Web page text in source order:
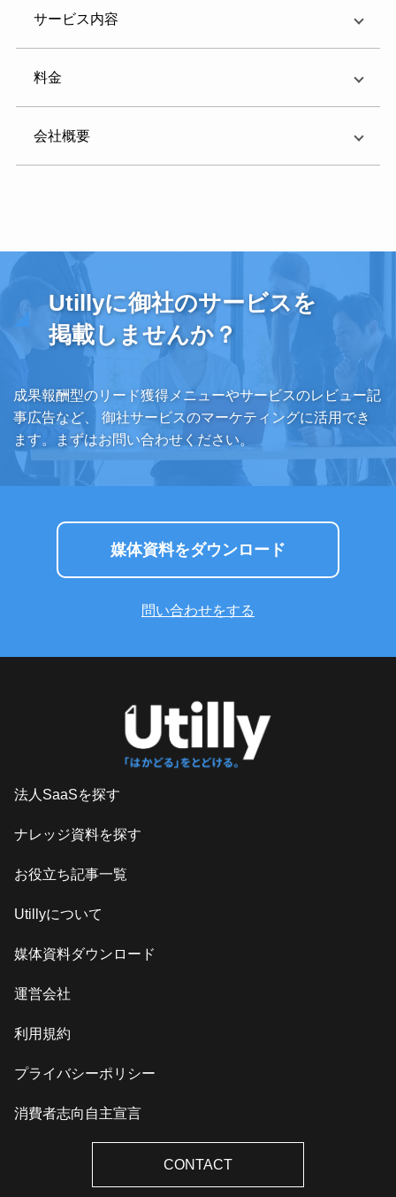
サービス内容
料金
会社概要
Utillyに御社のサービスを
掲載しませんか？
成果報酬型のリード獲得メニューやサービスのレビュー記
事広告など、
御社サービスのマーケティングに活用でき
ます。まずはお問い合わせください。
媒体資料をダウンロード
問い合わせをする
法人SaaSを探す
ナレッジ資料を探す
お役立ち記事一覧
Utillyについて
媒体資料ダウンロード
運営会社
利用規約
プライバシーポリシー
消費者志向自主宣言
CONTACT